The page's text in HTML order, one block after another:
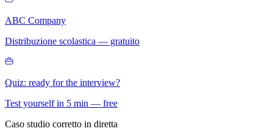
ABC Company
Distribuzione scolastica — gratuito
Quiz: ready for the interview?
Test yourself in 5 min — free
Caso studio corretto in diretta